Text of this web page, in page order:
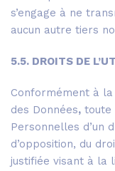
s’engage à ne
aucun autre tiers
5.5. DROITS DE
Conformément à
des Données, toute
Personnelles d’un
d’opposition, du
justifiée visant à la